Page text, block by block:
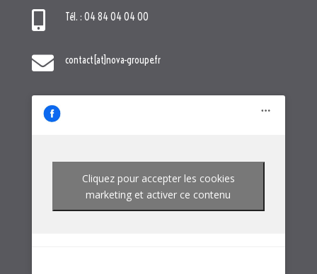
 Tél. : 04 84 04 04 00
 contact[at]nova-groupe.fr
Cliquez pour accepter les cookies
marketing et activer ce contenu